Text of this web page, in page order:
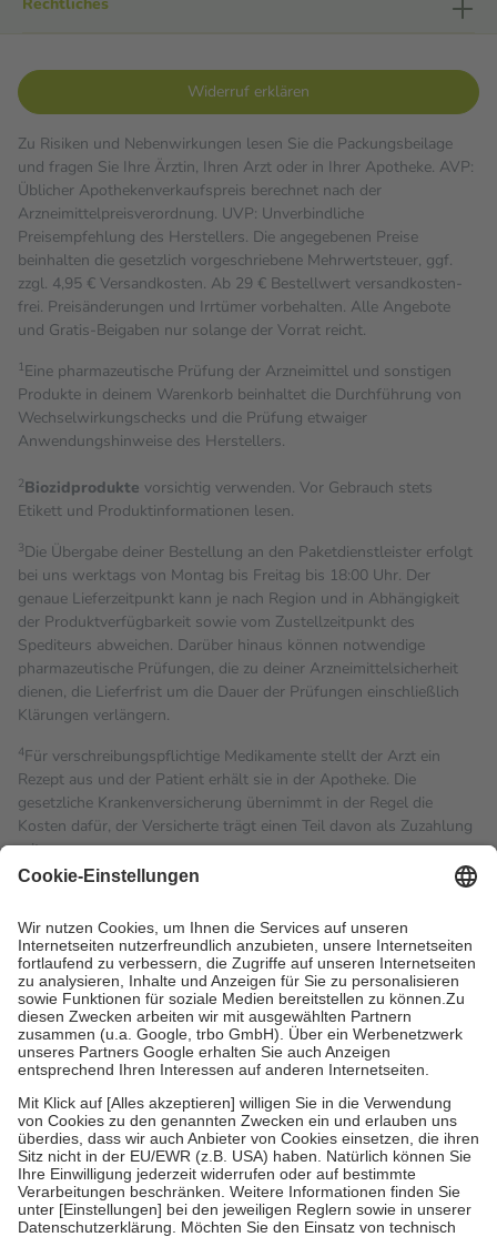
Widerruf erklären
Zu Risiken und Nebenwirkungen lesen Sie die Packungsbeilage
und fragen Sie Ihre Ärztin, Ihren Arzt oder in Ihrer Apotheke. AVP:
Üblicher Apothekenverkaufspreis berechnet nach der
Arzneimittelpreisverordnung. UVP: Unverbindliche
Preisempfehlung des Herstellers. Die angegebenen Preise
beinhalten die gesetzlich vorgeschriebene Mehrwertsteuer, ggf.
zzgl. 4,95 € Versandkosten. Ab 29 € Bestell­wert versand­kosten­
frei. Preisänderungen und Irrtümer vorbehalten. Alle Angebote
und Gratis-Beigaben nur solange der Vorrat reicht.
1Eine pharmazeutische Prüfung der Arzneimittel und sonstigen
Produkte in deinem Warenkorb beinhaltet die Durchführung von
Wechselwirkungschecks und die Prüfung etwaiger
Anwendungshinweise des Herstellers.
2Biozidprodukte vorsichtig verwenden. Vor Gebrauch stets
Etikett und Produktinformationen lesen.
3Die Übergabe deiner Bestellung an den Paketdienstleister erfolgt
bei uns werktags von Montag bis Freitag bis 18:00 Uhr. Der
genaue Lieferzeitpunkt kann je nach Region und in Abhängigkeit
der Produktverfügbarkeit sowie vom Zustellzeitpunkt des
Spediteurs abweichen. Darüber hinaus können notwendige
pharmazeutische Prüfungen, die zu deiner Arzneimittelsicherheit
dienen, die Lieferfrist um die Dauer der Prüfungen einschließlich
Klärungen verlängern.
4Für verschreibungspflichtige Medikamente stellt der Arzt ein
Rezept aus und der Patient erhält sie in der Apotheke. Die
gesetzliche Krankenversicherung übernimmt in der Regel die
Kosten dafür, der Versicherte trägt einen Teil davon als Zuzahlung
mit.
Grundsätzlich leisten Mitglieder Zuzahlungen in Höhe von zehn
höchstens zehn Euro.
Es sind jedoch nie mehr als die
tatsächlichen Kosten der Leistung zu entrichten.
Diese Regeln gelten grundsätzlich auch für Online-Apotheken.
Bei Heilmitteln und häuslicher Krankenpflege beträgt die
Zuzahlung zehn Prozent der Kosten sowie zehn Euro je
Verordnung.
Um das Engagement der Versicherten für ihre eigene Gesundheit
zu stärken und die besondere Stellung der Familie zu unterstützen,
fallenkeine Zuzahlungenan bei:
• Kindern und Jugendlichen bis zum vollendeten 18. Lebensjahr
mit Ausnahme der Fahrkosten
• Untersuchungen zur Vorsorge und Früherkennung, die von der
GKV getragen werden
• empfohlenen Schutzimpfungen